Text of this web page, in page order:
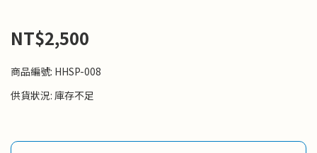
NT$2,500
商品編號: HHSP-008
供貨狀況: 庫存不足